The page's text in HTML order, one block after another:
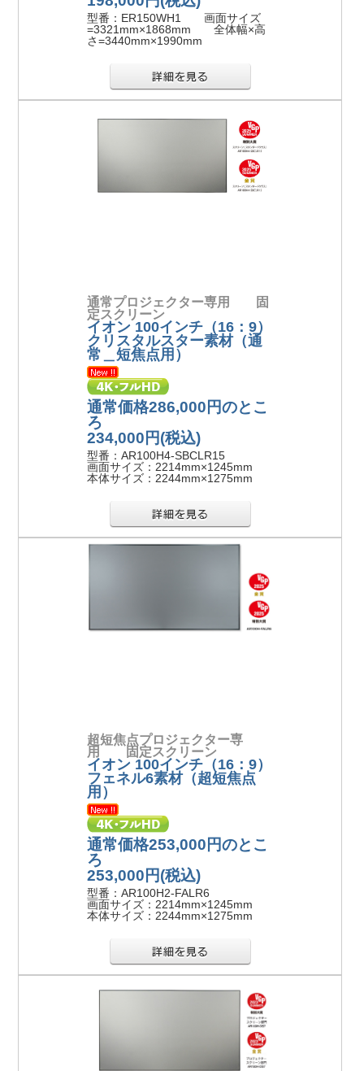
型番：ER150WH1 画面サイズ
=3321mm×1868mm 全体幅×高
さ=3440mm×1990mm
通常プロジェクター専用 固
定スクリーン
イオン 100インチ（16：9）
クリスタルスター素材（通
常＿短焦点用）
通常価格286,000円のとこ
ろ
234,000円(税込)
型番：AR100H4-SBCLR15
画面サイズ：2214mm×1245mm
本体サイズ：2244mm×1275mm
超短焦点プロジェクター専
用 固定スクリーン
イオン 100インチ（16：9）
フェネル6素材（超短焦点
用）
通常価格253,000円のとこ
ろ
253,000円(税込)
型番：AR100H2-FALR6
画面サイズ：2214mm×1245mm
本体サイズ：2244mm×1275mm